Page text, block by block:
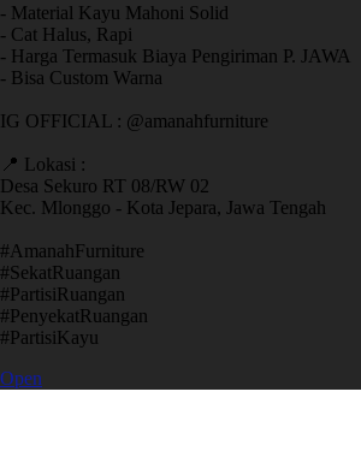
- Material Kayu Mahoni Solid
- Cat Halus, Rapi
- Harga Termasuk Biaya Pengiriman P. JAWA
- Bisa Custom Warna
IG OFFICIAL : @amanahfurniture
📍 Lokasi :
Desa Sekuro RT 08/RW 02
Kec. Mlonggo - Kota Jepara, Jawa Tengah
​#AmanahFurniture
​#SekatRuangan
​#PartisiRuangan
​#PenyekatRuangan
​#PartisiKayu
Open